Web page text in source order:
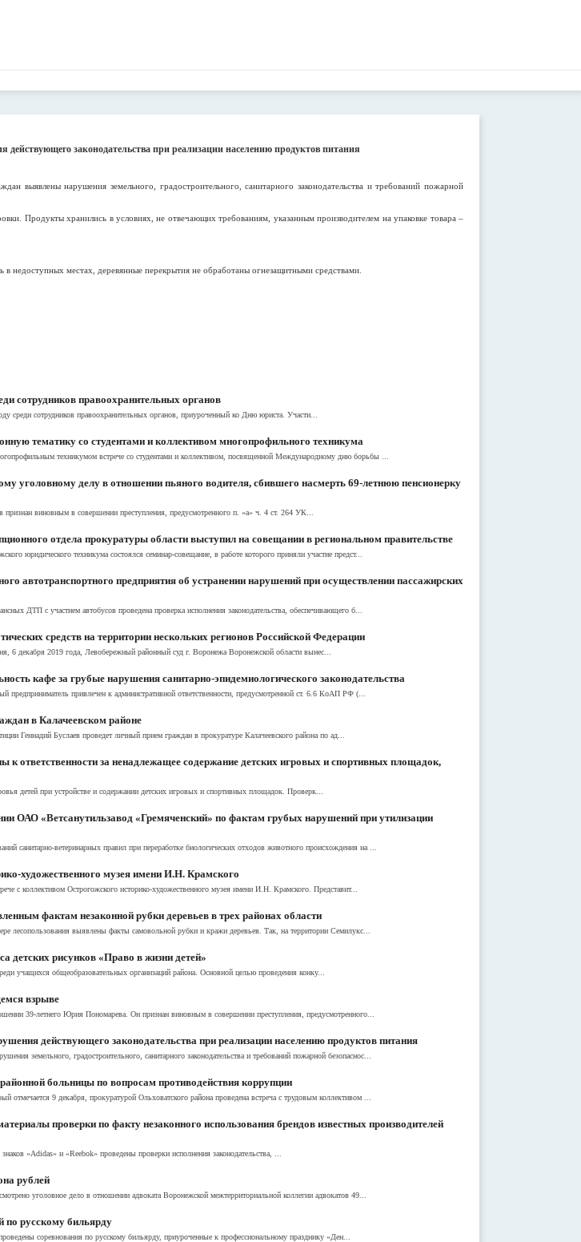
законодательства при реализации населению продуктов питания
выявлены нарушения земельного, градостроительного, санитарного законодательства и требований пожарной
Продукты хранились в условиях, не отвечающих требованиям, указанным производителем на упаковке товара –
местах, деревянные перекрытия не обработаны огнезащитными средствами.
сотрудников правоохранительных органов
сотрудников правоохранительных органов, приуроченный ко Дню юриста. Участи...
тематику со студентами и коллективом многопрофильного техникума
техникумом встрече со студентами и коллективом, посвященной Международному дню борьбы ...
уголовному делу в отношении пьяного водителя, сбившего насмерть 69-летнюю пенсионерку
виновным в совершении преступления, предусмотренного п. «а» ч. 4 ст. 264 УК...
отдела прокуратуры области выступил на совещании в региональном правительстве
юридического техникума состоялся семинар-совещание, в работе которого приняли участие предст...
автотранспортного предприятия об устранении нарушений при осуществлении пассажирских
ДТП с участием автобусов проведена проверка исполнения законодательства, обеспечивающего б...
средств на территории нескольких регионов Российской Федерации
6 декабря 2019 года, Левобережный районный суд г. Воронежа Воронежской области вынес...
кафе за грубые нарушения санитарно-эпидемиологического законодательства
предприниматель привлечен к административной ответственности, предусмотренной ст. 6.6 КоАП РФ (...
в Калачеевском районе
Геннадий Буслаев проведет личный прием граждан в прокуратуре Калачеевского района по ад...
ответственности за ненадлежащее содержание детских игровых и спортивных площадок,
детей при устройстве и содержании детских игровых и спортивных площадок. Проверк...
ОАО «Ветсанутильзавод «Гремяченский» по фактам грубых нарушений при утилизации
санитарно-ветеринарных правил при переработке биологических отходов животного происхождения на ...
художественного музея имени И.Н. Крамского
с коллективом Острогожского историко-художественного музея имени И.Н. Крамского. Представит...
фактам незаконной рубки деревьев в трех районах области
лесопользования выявлены факты самовольной рубки и кражи деревьев. Так, на территории Семилукс...
детских рисунков «Право в жизни детей»
учащихся общеобразовательных организаций района. Основной целью проведения конку...
взрыве
39-летнего Юрия Пономарева. Он признан виновным в совершении преступления, предусмотренного...
действующего законодательства при реализации населению продуктов питания
земельного, градостроительного, санитарного законодательства и требований пожарной безопаснос...
больницы по вопросам противодействия коррупции
9 декабря, прокуратурой Ольховатского района проведена встреча с трудовым коллективом ...
проверки по факту незаконного использования брендов известных производителей
«Adidas» и «Reebok» проведены проверки исполнения законодательства, ...
рублей
уголовное дело в отношении адвоката Воронежской межтерриториальной коллегии адвокатов 49...
по русскому бильярду
соревнования по русскому бильярду, приуроченные к профессиональному празднику «Ден...